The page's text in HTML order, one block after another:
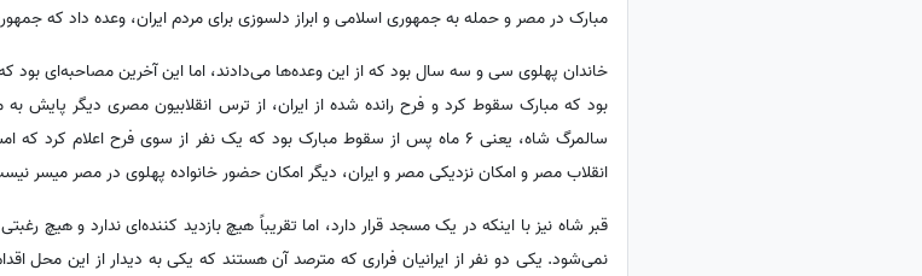
مبارک در مصر و حمله به جمهوری اسلامی و ابراز دلسوزی برای مردم ایران، وعده داد که
سالمرگ شاه، یعنی 6 ماه پس از سقوط مبارک بود که یک نفر از سوی فرح اعلام
انقلاب مصر و امکان نزدیکی مصر و ایران، دیگر امکان حضور خانواده پهلوی در مصر میسر
قبر شاه نیز با اینکه در یک مسجد قرار دارد، اما تقریباً هیچ بازدید کننده‌ای ندارد و هیچ
نمی‌شود. یکی دو نفر از ایرانیان فراری که مترصد آن هستند که یکی به دیدار از این محل